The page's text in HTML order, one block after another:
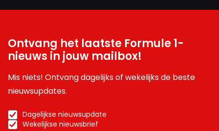
Ontvang het laatste Formule 1-
nieuws in jouw mailbox!
Mis niets! Ontvang dagelijks of wekelijks de beste
nieuwsupdates.
Dagelijkse nieuwsupdate
Wekelijkse nieuwsbrief